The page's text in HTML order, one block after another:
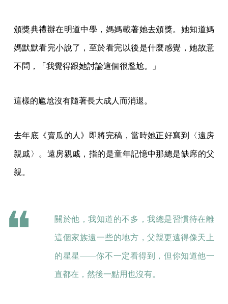
頒獎典禮辦在明道中學，媽媽載著她去頒獎。她知道媽
媽默默看完小說了，至於看完以後是什麼感覺，她故意
不問，「我覺得跟她討論這個很尷尬。」
這樣的尷尬沒有隨著長大成人而消退。
去年底《賣瓜的人》即將完稿，當時她正好寫到〈遠房
親戚〉。遠房親戚，指的是童年記憶中那總是缺席的父
親。
關於他，我知道的不多，我總是習慣待在離
這個家族遠一些的地方，父親更遠得像天上
的星星——你不一定看得到，但你知道他一
直都在，然後一點用也沒有。